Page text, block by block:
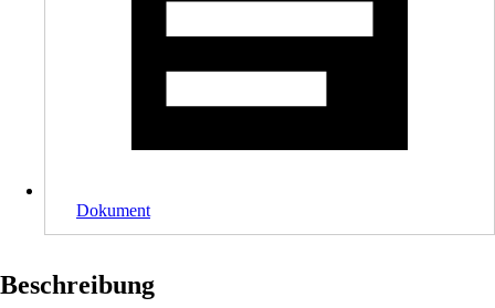
Dokument
Beschreibung